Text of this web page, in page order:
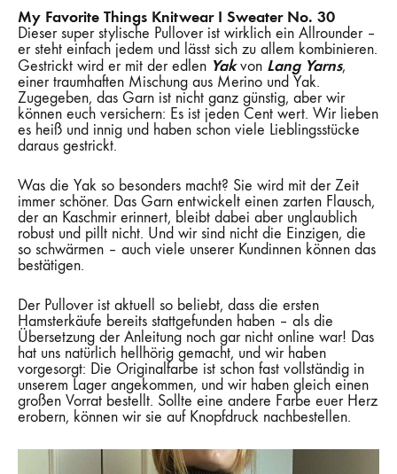
My Favorite Things Knitwear I Sweater No. 30
Dieser super stylische Pullover ist wirklich ein Allrounder –
er steht einfach jedem und lässt sich zu allem kombinieren.
Gestrickt wird er mit der edlen Yak von Lang Yarns,
einer traumhaften Mischung aus Merino und Yak.
Zugegeben, das Garn ist nicht ganz günstig, aber wir
können euch versichern: Es ist jeden Cent wert. Wir lieben
es heiß und innig und haben schon viele Lieblingsstücke
daraus gestrickt.
Was die Yak so besonders macht? Sie wird mit der Zeit
immer schöner. Das Garn entwickelt einen zarten Flausch,
der an Kaschmir erinnert, bleibt dabei aber unglaublich
robust und pillt nicht. Und wir sind nicht die Einzigen, die
so schwärmen – auch viele unserer Kundinnen können das
bestätigen.
Der Pullover ist aktuell so beliebt, dass die ersten
Hamsterkäufe bereits stattgefunden haben – als die
Übersetzung der Anleitung noch gar nicht online war! Das
hat uns natürlich hellhörig gemacht, und wir haben
vorgesorgt: Die Originalfarbe ist schon fast vollständig in
unserem Lager angekommen, und wir haben gleich einen
großen Vorrat bestellt. Sollte eine andere Farbe euer Herz
erobern, können wir sie auf Knopfdruck nachbestellen.